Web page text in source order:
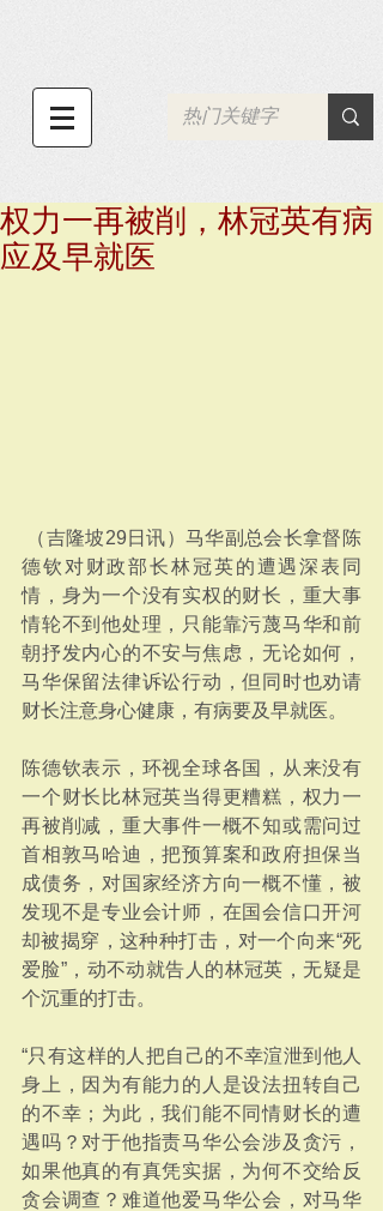
权力一再被削，林冠英有病
应及早就医
德钦对财政部长林冠英的遭遇深表同
情，身为一个没有实权的财长，重大事
情轮不到他处理，只能靠污蔑马华和前
朝抒发内心的不安与焦虑，无论如何，
马华保留法律诉讼行动，但同时也劝请
财长注意身心健康，有病要及早就医。
陈德钦表示，环视全球各国，从来没有
一个财长比林冠英当得更糟糕，权力一
再被削减，重大事件一概不知或需问过
首相敦马哈迪，把预算案和政府担保当
成债务，对国家经济方向一概不懂，被
发现不是专业会计师，在国会信口开河
却被揭穿，这种种打击，对一个向来“死
爱脸”，动不动就告人的林冠英，无疑是
个沉重的打击。
“只有这样的人把自己的不幸渲泄到他人
身上，因为有能力的人是设法扭转自己
的不幸；为此，我们能不同情财长的遭
遇吗？对于他指责马华公会涉及贪污，
如果他真的有真凭实据，为何不交给反
贪会调查？难道他爱马华公会，对马华